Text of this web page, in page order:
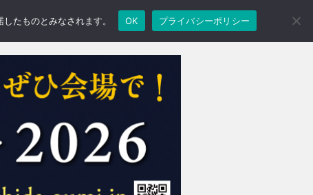
たものとみなされます。 OK プライバシーポリシー